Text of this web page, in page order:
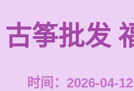
古筝批发
时间：2026-04-